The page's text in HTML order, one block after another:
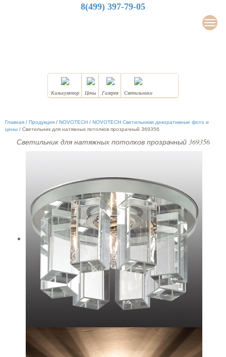
8(499) 397-79-05
Калькулятор Цены Галерея Светильники
Главная / Продукция / NOVOTECH / NOVOTECH Светильники декоративные фото и
цены / Светильник для натяжных потолков прозрачный 369356
Светильник для натяжных потолков прозрачный 369356